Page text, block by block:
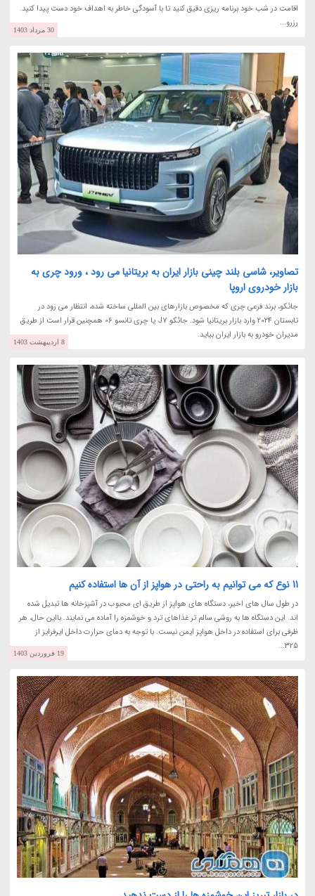
اقامت در شب خود برنامه ریزی دقیق کنید تا با آسودگی خاطر به اهداف خود دست پیدا کنید.
رزرو...
30 مرداد 1403
تصاویر، شاسی بلند چینی بازار ایران به بریتانیا می رود ، ورود چری به
بازار خودروی اروپا
جائکو، برند فرعی چری که مخصوص بازارهای بین المللی ساخته شده، انتظار می رود در
تابستان 2024 وارد بازار بریتانیا شود. جائکو J7 یا چری تانسو 06 همچنین قرار است از طریق
مدیران خودرو به بازار ایران بیاید.
8 اردیبهشت 1403
11 نوع که می توانیم به راحتی در هواپز از آن ها استفاده کنیم
در طول سال های اخیر، دستگاه های هواپز از طریق ای محبوب در آشپزخانه ها تبدیل شده
اند. این دستگاه ها به روشی سالم تر غذاهای ترد و خوشمزه را آماده می نمایند. بااین حال، هر
ظرفی برای استفاده در داخل هواپز ایمن نیست. با توجه به دمای حرارت داخل ایرفرایز از
325...
19 فروردین 1403